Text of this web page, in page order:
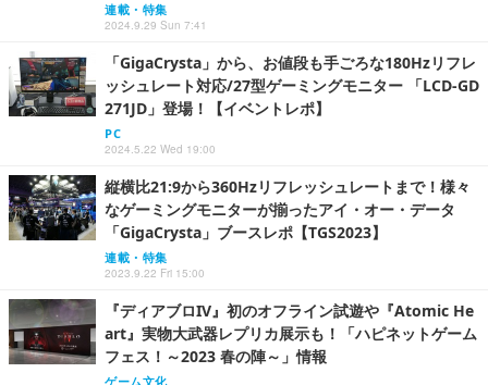
連載・特集
2024.9.29 Sun 7:41
「GigaCrysta」から、お値段も手ごろな180Hzリフレ
ッシュレート対応/27型ゲーミングモニター 「LCD-GD
271JD」登場！【イベントレポ】
PC
2024.5.22 Wed 19:00
縦横比21:9から360Hzリフレッシュレートまで！様々
なゲーミングモニターが揃ったアイ・オー・データ
「GigaCrysta」ブースレポ【TGS2023】
連載・特集
2023.9.22 Fri 15:00
『ディアブロIV』初のオフライン試遊や『Atomic He
art』実物大武器レプリカ展示も！「ハピネットゲーム
フェス！～2023 春の陣～」情報
ゲーム文化